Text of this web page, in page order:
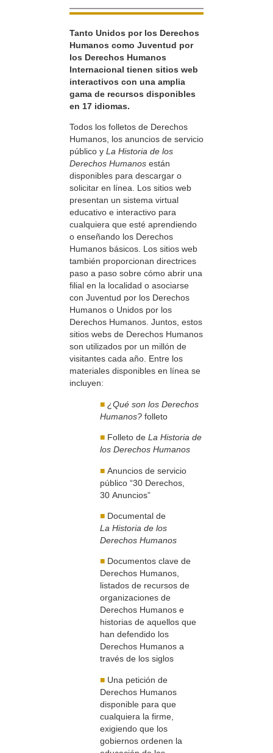
Tanto Unidos por los Derechos
Humanos como Juventud por
los Derechos Humanos
Internacional tienen sitios web
interactivos con una amplia
gama de recursos disponibles
en 17 idiomas.
Todos los folletos de Derechos
Humanos, los anuncios de servicio
público y La Historia de los
Derechos Humanos están
disponibles para descargar o
solicitar en línea. Los sitios web
presentan un sistema virtual
educativo e interactivo para
cualquiera que esté aprendiendo
o enseñando los Derechos
Humanos básicos. Los sitios web
también proporcionan directrices
paso a paso sobre cómo abrir una
filial en la localidad o asociarse
con Juventud por los Derechos
Humanos o Unidos por los
Derechos Humanos. Juntos, estos
sitios webs de Derechos Humanos
son utilizados por un millón de
visitantes cada año. Entre los
materiales disponibles en línea se
incluyen:
■ ¿Qué son los Derechos
Humanos? folleto
■ Folleto de La Historia de
los Derechos Humanos
■ Anuncios de servicio
público “30 Derechos,
30 Anuncios”
■ Documental de
La Historia de los
Derechos Humanos
■ Documentos clave de
Derechos Humanos,
listados de recursos de
organizaciones de
Derechos Humanos e
historias de aquellos que
han defendido los
Derechos Humanos a
través de los siglos
■ Una petición de
Derechos Humanos
disponible para que
cualquiera la firme,
exigiendo que los
gobiernos ordenen la